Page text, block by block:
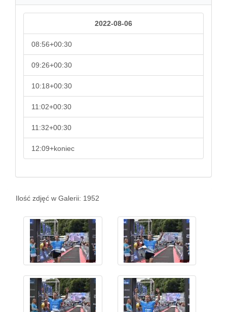
2022-08-06
08:56+00:30
09:26+00:30
10:18+00:30
11:02+00:30
11:32+00:30
12:09+koniec
Ilość zdjęć w Galerii: 1952